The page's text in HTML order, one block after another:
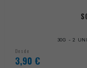
30G - 2
Desde
3,90 €